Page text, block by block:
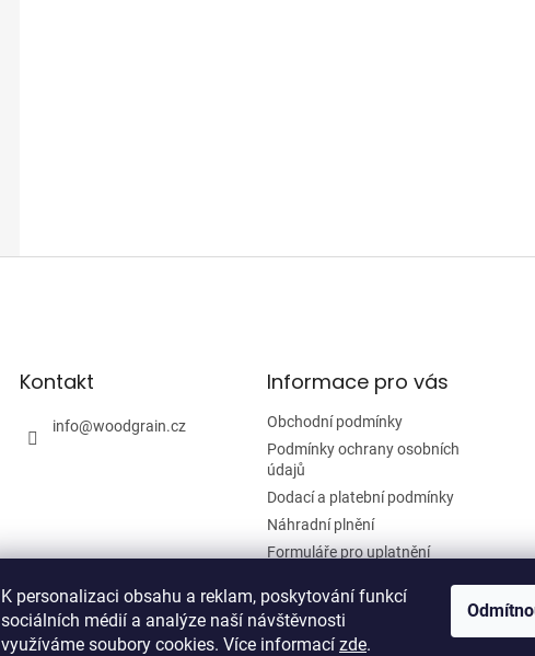
K personalizaci obsahu a reklam, poskytování funkcí
sociálních médií a analýze naší návštěvnosti
využíváme soubory cookies. Více informací zde.
Kontakt
info@woodgrain.cz
Informace pro vás
Obchodní podmínky
Podmínky ochrany osobních
údajů
Dodací a platební podmínky
Náhradní plnění
Formuláře pro uplatnění
smlouvy
Moje objednávka